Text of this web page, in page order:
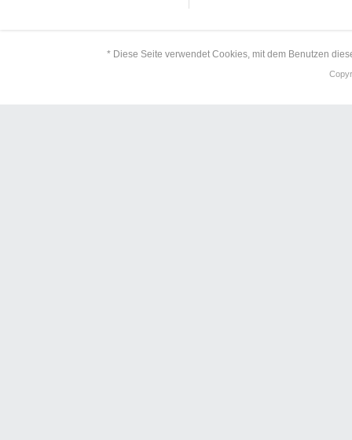
* Diese Seite verwendet Cookies, mit dem Benutzen